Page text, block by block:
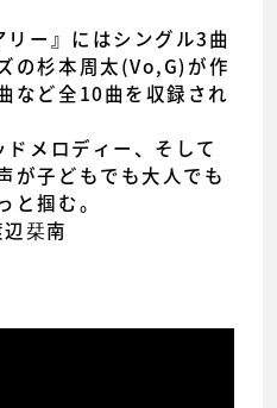
リー』にはシングル3曲
の杉本周太(Vo,G)が作
など全10曲を収録され
メロディー、そして
が子どもでも大人でも
と掴む。
栞南